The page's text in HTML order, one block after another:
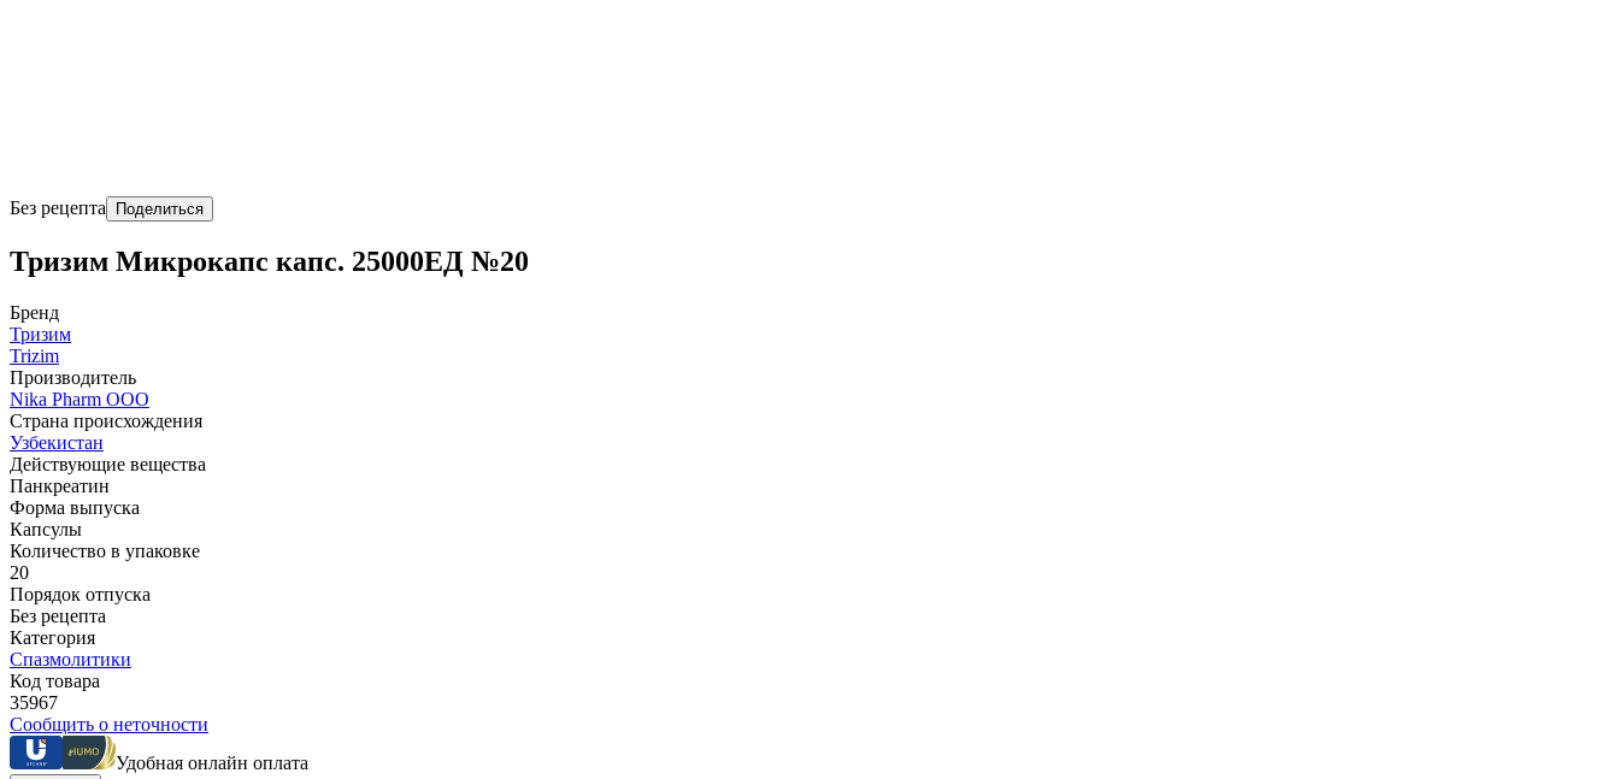
Без рецепта Поделиться
Тризим Микрокапс капс. 25000ЕД №20
Бренд
Тризим
Trizim
Производитель
Nika Pharm ООО
Страна происхождения
Узбекистан
Действующие вещества
Панкреатин
Форма выпуска
Капсулы
Количество в упаковке
20
Порядок отпуска
Без рецепта
Категория
Спазмолитики
Код товара
35967
Сообщить о неточности
Удобная онлайн оплата